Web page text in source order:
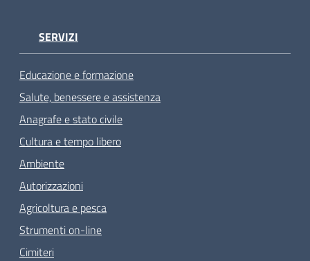
SERVIZI
Educazione e formazione
Salute, benessere e assistenza
Anagrafe e stato civile
Cultura e tempo libero
Ambiente
Autorizzazioni
Agricoltura e pesca
Strumenti on-line
Cimiteri